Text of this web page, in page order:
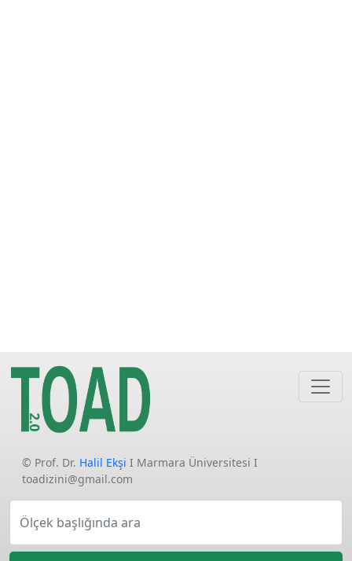
© Prof. Dr. Halil Ekşi I Marmara Üniversitesi I
toadizini@gmail.com
Ölçek başlığında ara